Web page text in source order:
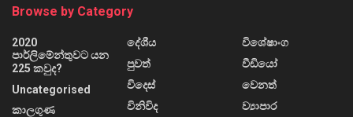
Browse by Category
2020
පාර්ලිමේන්තුවට යන
225 කවුද?
Uncategorised
කාලගුණ
දේශීය
පුවත්
විදෙස්
විනිවිද
විශේෂාංග
වීඩියෝ
වෙනත්
ව්‍යාපාර